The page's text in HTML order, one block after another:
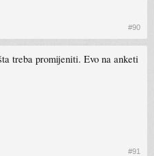
#90
treba promijeniti. Evo na anketi
#91